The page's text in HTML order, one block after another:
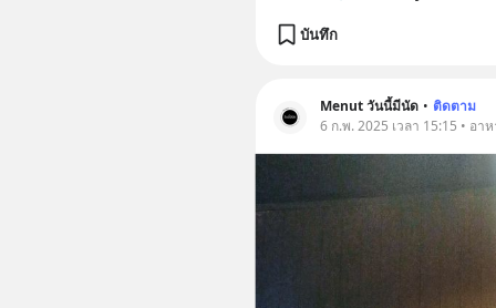
บันทึก
Menut วันนี้มีนัด • ติดตาม
6 ก.พ. 2025 เวลา 15:15 • อา